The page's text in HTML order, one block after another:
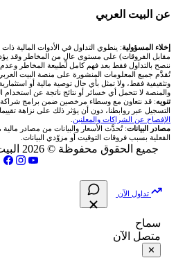
اكس تي بي XTB
انتراكتيف بروكرز IBKR
شركات تداول في الأردن
شركات تداول في العراق
شركات تداول في فلسطين
🇪🇬 البورصة المصرية
🇶🇦 بورصة قطر
🇯🇴 بورصة عمّان
🇧🇭 بورصة البحرين
فلتر الأسهم الشرعي
🧮 حاسبة حجم اللوت
📊 حاسبة قيمة النقطة
💰 حاسبة ربح الفوركس
📌 حاسبة النقاط المحورية
📏 حاسبة حجم المركز
📈 حاسبة عائد التداول
📊 حاسبة الربح التراكمي
🏆 لوحة المحلّلين
✍️ اكتب تحليلك
🌐 المؤشرات العالمية
🥇 سعر الذهب اليوم
🥇 أسعار الذهب والمعادن
💱 أسعار العملات والفوركس
💵 سعر الريال السعودي في
📅 المؤشرات الاقتصادية
عن البيت العربي
من نحن
تواصل معنا
فريق المؤلفين
مقالات تعليمية
سياسة تقييم الشركات
الإبلاغ عن شركة نصابة
إخلاء المسؤولية: ينطوي التداول في الأدوات المالية
مقابل الفروقات) على مستوى عالٍ من المخاطر وقد
ننصح بالتداول فقط بعد فهم كامل لطبيعة المخاطر
تُقدَّم جميع المعلومات المنشورة على منصة البيت العربي
وتثقيفية فقط، ولا تمثل بأي حال توصية مالية أو
والمنصة لا تتحمل أي خسائر أو نتائج ناتجة عن استخدام
تنويه: قد نتعاون مع وسطاء مرخصين ضمن برامج
التسجيل عبر روابطنا، دون أن يؤثر ذلك على نزاهة
الإفصاح عن الشراكات والمعلنين
مصادر البيانات: تُحدَّث الأسعار والبيانات من مصادر
الفعلية بسبب فروقات التوقيت أو مزوّدي البيانات.
جميع الحقوق محفوظة © 2026 البيت العربي ·
تداول الآن
سماح
متصل الآن
✕